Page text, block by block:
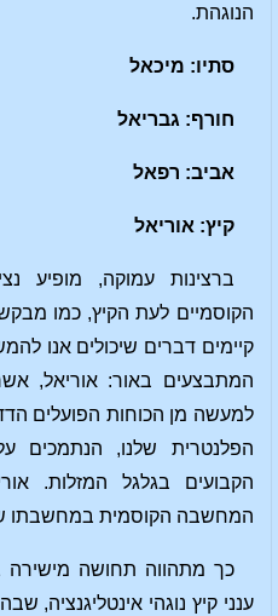
הנוגהת.
סתיו: מיכאל
חורף: גבריאל
אביב: רפאל
קיץ: אוריאל
ברצינות עמוקה, מופיע
הקוסמיים לעת הקיץ, כמו
קיימים דברים שיכולים אנו
המתבצעים באור: אוריאל,
למעשה מן הכוחות הפועלים
הפלנטרית שלנו, הנתמכים
הקבועים בגלגל המזלות.
המחשבה הקוסמית במחשבתו
כך מתהווה תחושה מישירה
ענני קיץ נוגהי